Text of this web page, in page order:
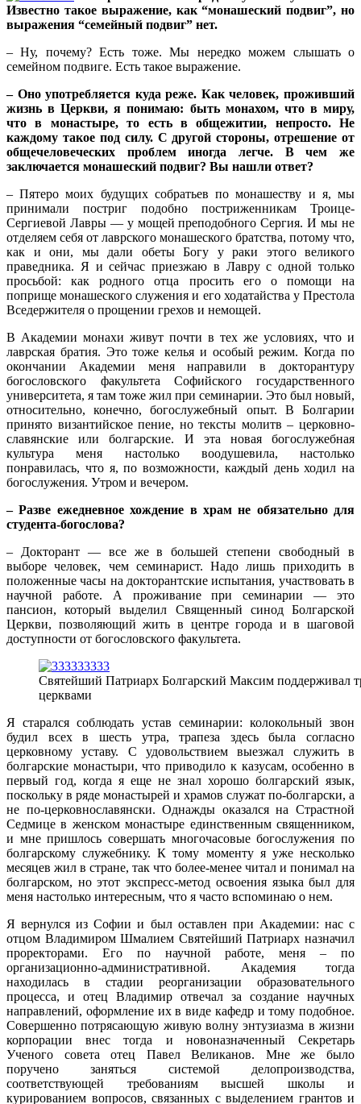
Известно такое выражение, как “монашеский подвиг”, но
выражения “семейный подвиг” нет.
– Ну, почему? Есть тоже. Мы нередко можем слышать о
семейном подвиге. Есть такое выражение.
– Оно употребляется куда реже. Как человек, проживший
жизнь в Церкви, я понимаю: быть монахом, что в миру,
что в монастыре, то есть в общежитии, непросто. Не
каждому такое под силу. С другой стороны, отрешение от
общечеловеческих проблем иногда легче. В чем же
заключается монашеский подвиг? Вы нашли ответ?
– Пятеро моих будущих собратьев по монашеству и я, мы
принимали постриг подобно постриженникам Троице-
Сергиевой Лавры — у мощей преподобного Сергия. И мы не
отделяем себя от лаврского монашеского братства, потому что,
как и они, мы дали обеты Богу у раки этого великого
праведника. Я и сейчас приезжаю в Лавру с одной только
просьбой: как родного отца просить его о помощи на
поприще монашеского служения и его ходатайства у Престола
Вседержителя о прощении грехов и немощей.
В Академии монахи живут почти в тех же условиях, что и
лаврская братия. Это тоже келья и особый режим. Когда по
окончании Академии меня направили в докторантуру
богословского факультета Софийского государственного
университета, я там тоже жил при семинарии. Это был новый,
относительно, конечно, богослужебный опыт. В Болгарии
принято византийское пение, но тексты молитв – церковно-
славянские или болгарские. И эта новая богослужебная
культура меня настолько воодушевила, настолько
понравилась, что я, по возможности, каждый день ходил на
богослужения. Утром и вечером.
– Разве ежедневное хождение в храм не обязательно для
студента-богослова?
– Докторант — все же в большей степени свободный в
выборе человек, чем семинарист. Надо лишь приходить в
положенные часы на докторантские испытания, участвовать в
научной работе. А проживание при семинарии — это
пансион, который выделил Священный синод Болгарской
Церкви, позволяющий жить в центре города и в шаговой
доступности от богословского факультета.
Святейший Патриарх Болгарский Максим поддерживал
церквами
Я старался соблюдать устав семинарии: колокольный звон
будил всех в шесть утра, трапеза здесь была согласно
церковному уставу. С удовольствием выезжал служить в
болгарские монастыри, что приводило к казусам, особенно в
первый год, когда я еще не знал хорошо болгарский язык,
поскольку в ряде монастырей и храмов служат по-болгарски, а
не по-церковнославянски. Однажды оказался на Страстной
Седмице в женском монастыре единственным священником,
и мне пришлось совершать многочасовые богослужения по
болгарскому служебнику. К тому моменту я уже несколько
месяцев жил в стране, так что более-менее читал и понимал на
болгарском, но этот экспресс-метод освоения языка был для
меня настолько интересным, что я часто вспоминаю о нем.
Я вернулся из Софии и был оставлен при Академии: нас с
отцом Владимиром Шмалием Святейший Патриарх назначил
проректорами. Его по научной работе, меня – по
организационно-административной. Академия тогда
находилась в стадии реорганизации образовательного
процесса, и отец Владимир отвечал за создание научных
направлений, оформление их в виде кафедр и тому подобное.
Совершенно потрясающую живую волну энтузиазма в жизни
корпорации внес тогда и новоназначенный Секретарь
Ученого совета отец Павел Великанов. Мне же было
поручено заняться системой делопроизводства,
соответствующей требованиям высшей школы и
курированием вопросов, связанных с выделением грантов и